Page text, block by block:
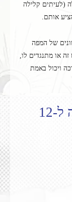
(לעיתים קלילה
אותם.
של המפה
או מתנגדים לו,
ויכול באמת
מרקורי במפת הלידה בחלוקה ל-12